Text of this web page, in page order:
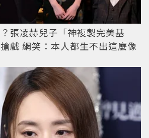
張凌赫兒子「神複製完美基
戲 網笑：本人都生不出這麼像